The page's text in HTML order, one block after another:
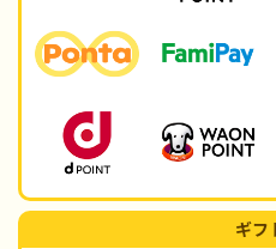
ギフ